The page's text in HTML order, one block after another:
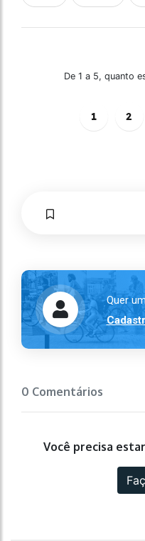
De 1 a 5, quanto
1 2
Quer
0 Comentários
Você precisa